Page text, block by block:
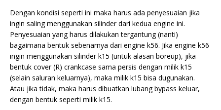
Dengan kondisi seperti ini maka harus ada penyesuaian jika
ingin saling menggunakan silinder dari kedua engine ini.
Penyesuaian yang harus dilakukan tergantung (nanti)
bagaimana bentuk sebenarnya dari engine k56. Jika engine k56
ingin menggunakan silinder k15 (untuk alasan boreup), jika
bentuk cover (R) crankcase sama persis dengan milik k15
(selain saluran keluarnya), maka milik k15 bisa dugunakan.
Atau jika tidak, maka harus dibuatkan lubang bypass keluar,
dengan bentuk seperti milik k15.